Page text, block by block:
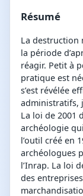
Résumé
La destruction
la période
réagir. Petit à
pratique est
s’est révélée
administratifs,
La loi de 2001
archéologie
l’outil créé en
archéologues
l’Inrap. La loi
des